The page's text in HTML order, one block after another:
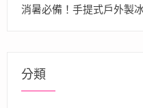
消暑必備！手提式戶外製
分類